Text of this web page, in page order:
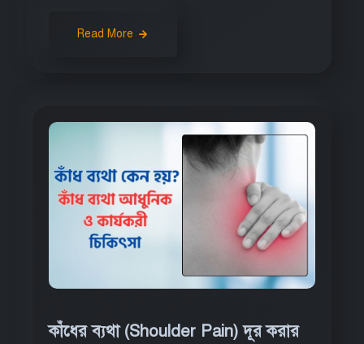
Read More
কাঁধের ব্যথা (Shoulder Pain) দূর করার